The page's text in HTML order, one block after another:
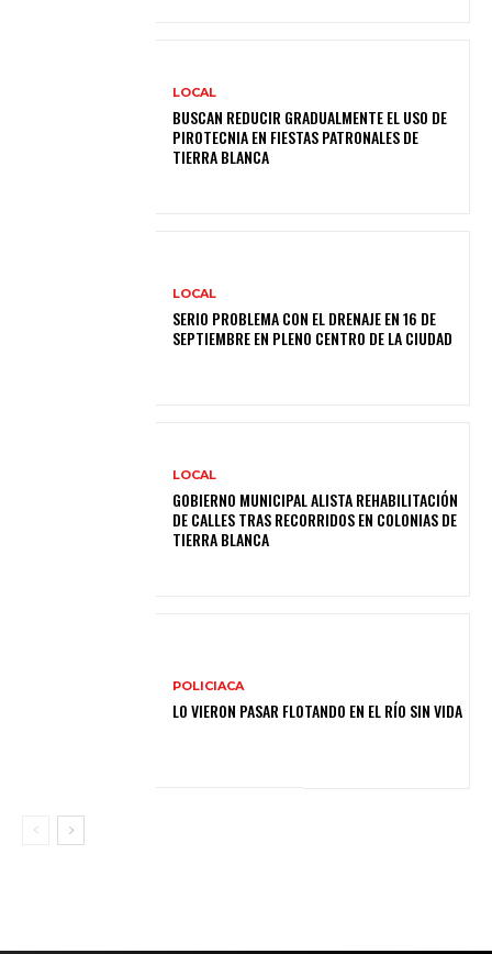
LOCAL
BUSCAN REDUCIR GRADUALMENTE EL USO DE
PIROTECNIA EN FIESTAS PATRONALES DE
TIERRA BLANCA
LOCAL
SERIO PROBLEMA CON EL DRENAJE EN 16 DE
SEPTIEMBRE EN PLENO CENTRO DE LA CIUDAD
LOCAL
GOBIERNO MUNICIPAL ALISTA REHABILITACIÓN
DE CALLES TRAS RECORRIDOS EN COLONIAS DE
TIERRA BLANCA
POLICIACA
LO VIERON PASAR FLOTANDO EN EL RÍO SIN VIDA